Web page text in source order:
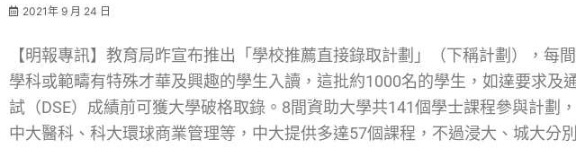
2021年 9 月 24 日
【明報專訊】教育局昨宣布推出「學校推薦直接錄取計劃」（下稱計劃），每
學科或範疇有特殊才華及興趣的學生入讀，這批約1000名的學生，如達要求及
試（DSE）成績前可獲大學破格取錄。8間資助大學共141個學士課程參與計劃
中大醫科、科大環球商業管理等，中大提供多達57個課程，不過浸大、城大分